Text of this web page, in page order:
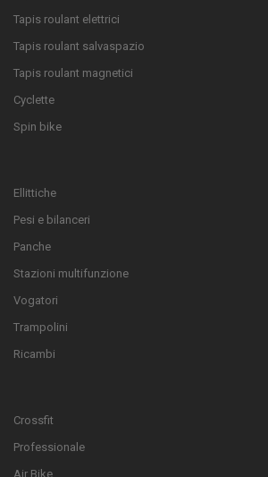
Tapis roulant elettrici
Tapis roulant salvaspazio
Tapis roulant magnetici
Cyclette
Spin bike
Ellittiche
Pesi e bilanceri
Panche
Stazioni multifunzione
Vogatori
Trampolini
Ricambi
Crossfit
Professionale
Air Bike